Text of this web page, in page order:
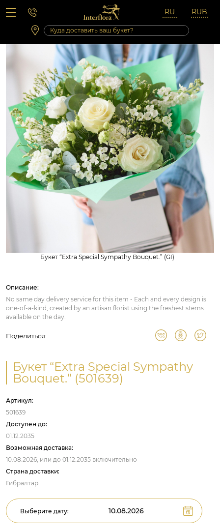
Вопросы-ответы
Сб 10:00 ‐ 14:00
Выходные и праздничные дни
Букет “Extra Special Sympathy Bouquet.” (GI)
Описание:
No same day delivery service for this item - Each and every design is
one-of-a-kind, created by an artisan florist using the freshest stems
available on the day.
Поделиться:
Букет “Extra Special Sympathy
Bouquet.” (501639)
Артикул:
501639
Доступен до:
01.12.2035
Возможная доставка:
10.08.2026, или до 01.12.2035 включительно
Страна доставки:
Гибралтар
Выберите дату: